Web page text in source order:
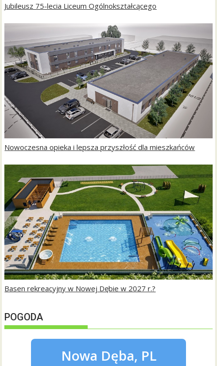
Jubileusz 75-lecia Liceum Ogólnokształcącego
Nowoczesna opieka i lepsza przyszłość dla mieszkańców
Basen rekreacyjny w Nowej Dębie w 2027 r.?
POGODA
Nowa Dęba, PL